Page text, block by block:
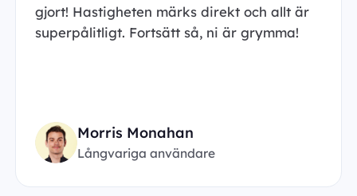
gjort! Hastigheten märks direkt och allt är
superpålitligt. Fortsätt så, ni är grymma!
Morris Monahan
Långvariga användare